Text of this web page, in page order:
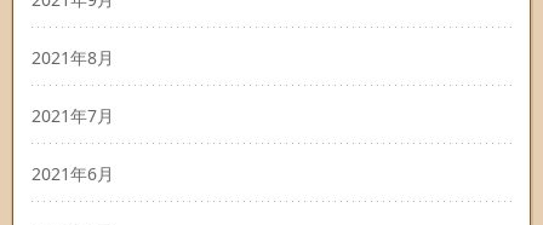
2021年8月
2021年7月
2021年6月